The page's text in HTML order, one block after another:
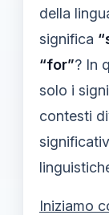
della
significa
“for”? In
solo i
contesti
Iniziamo